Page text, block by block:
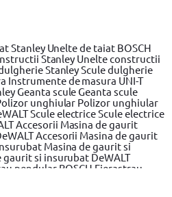
Stanley Unelte de taiat BOSCH
Stanley Unelte constructii
StanleyScule dulgherie
Instrumente de masura UNI-T
Geanta sculeGeanta scule
unghiular Polizor unghiular
Scule electriceScule electrice
Accesorii Masina de gaurit
Accesorii Masina de gaurit
Masina de gaurit si
gaurit si insurubat DeWALT
pendular BOSCH Fierastrau